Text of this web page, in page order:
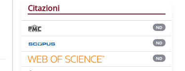
Citazioni
ND
ND
ND